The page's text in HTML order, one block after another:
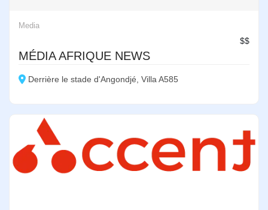
Media
$$
MÉDIA AFRIQUE NEWS
Derrière le stade d'Angondjé, Villa A585